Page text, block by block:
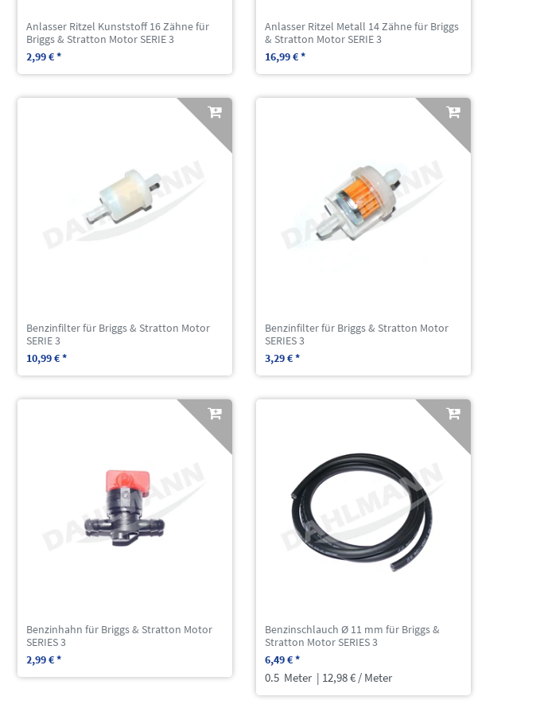
Anlasser Ritzel Kunststoff 16 Zähne für
Briggs & Stratton Motor SERIE 3
2,99 € *
Anlasser Ritzel Metall 14 Zähne für Briggs
& Stratton Motor SERIE 3
16,99 € *
Benzinfilter für Briggs & Stratton Motor
SERIE 3
10,99 € *
Benzinfilter für Briggs & Stratton Motor
SERIES 3
3,29 € *
Benzinhahn für Briggs & Stratton Motor
SERIES 3
2,99 € *
Benzinschlauch Ø 11 mm für Briggs &
Stratton Motor SERIES 3
6,49 € *
0.5 Meter | 12,98 € / Meter